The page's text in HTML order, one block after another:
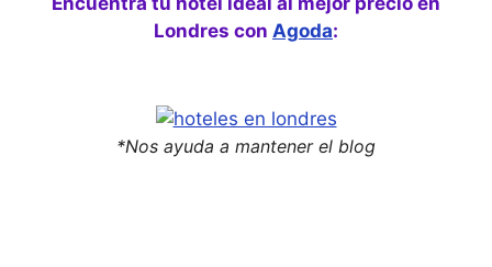
Londres con Agoda:
*Nos ayuda a mantener el blog